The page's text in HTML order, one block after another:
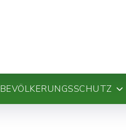
BEVÖLKERUNGSSCHUTZ